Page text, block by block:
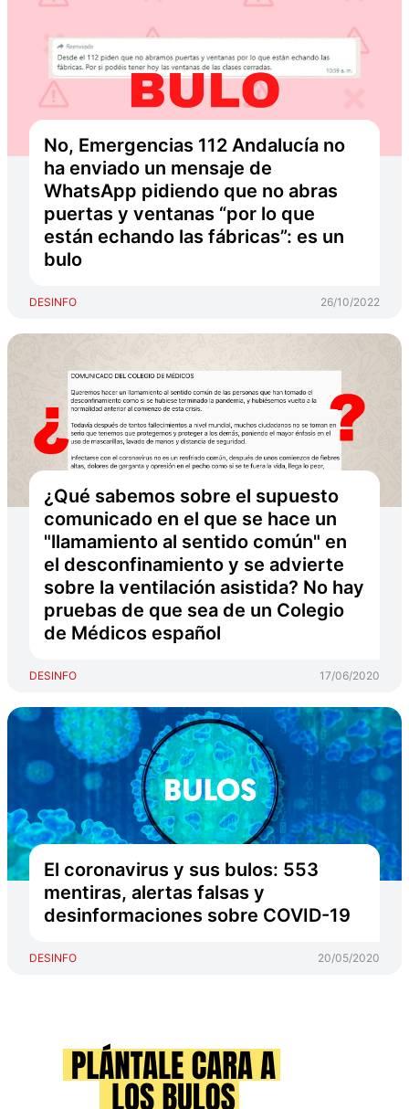
No, Emergencias 112 Andalucía no
ha enviado un mensaje de
WhatsApp pidiendo que no abras
puertas y ventanas “por lo que
están echando las fábricas”: es un
bulo
DESINFO 26/10/2022
¿Qué sabemos sobre el supuesto
comunicado en el que se hace un
"llamamiento al sentido común" en
el desconfinamiento y se advierte
sobre la ventilación asistida? No hay
pruebas de que sea de un Colegio
de Médicos español
DESINFO 17/06/2020
El coronavirus y sus bulos: 553
mentiras, alertas falsas y
desinformaciones sobre COVID-19
DESINFO 20/05/2020